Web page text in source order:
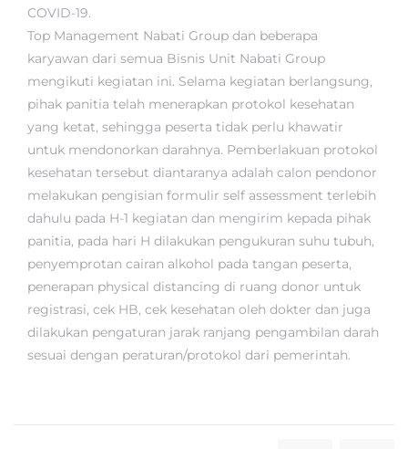
COVID-19.
Top Management Nabati Group dan beberapa
karyawan dari semua Bisnis Unit Nabati Group
mengikuti kegiatan ini. Selama kegiatan berlangsung,
pihak panitia telah menerapkan protokol kesehatan
yang ketat, sehingga peserta tidak perlu khawatir
untuk mendonorkan darahnya. Pemberlakuan protokol
kesehatan tersebut diantaranya adalah calon pendonor
melakukan pengisian formulir self assessment terlebih
dahulu pada H-1 kegiatan dan mengirim kepada pihak
panitia, pada hari H dilakukan pengukuran suhu tubuh,
penyemprotan cairan alkohol pada tangan peserta,
penerapan physical distancing di ruang donor untuk
registrasi, cek HB, cek kesehatan oleh dokter dan juga
dilakukan pengaturan jarak ranjang pengambilan darah
sesuai dengan peraturan/protokol dari pemerintah.